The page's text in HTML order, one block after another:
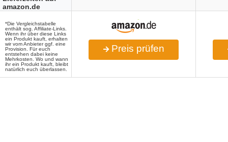
Preis prüfen
amazon.de
*Die Vergleichstabelle
enthält sog. Affiliate-Links.
Wenn ihr über diese Links
ein Produkt kauft, erhalten
wir vom Anbieter ggf. eine
Provision. Für euch
entstehen dabei keine
Mehrkosten. Wo und wann
ihr ein Produkt kauft, bleibt
natürlich euch überlassen.